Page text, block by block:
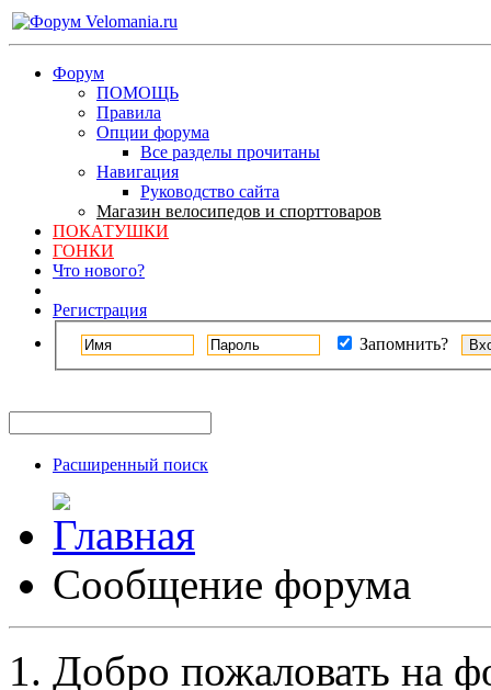
Форум
ПОМОЩЬ
Правила
Опции форума
Все разделы прочитаны
Навигация
Руководство сайта
Магазин велосипедов и спорттоваров
ПОКАТУШКИ
ГОНКИ
Что нового?
Регистрация
Запомнить?
Расширенный поиск
Сообщение форума
Добро пожаловать на